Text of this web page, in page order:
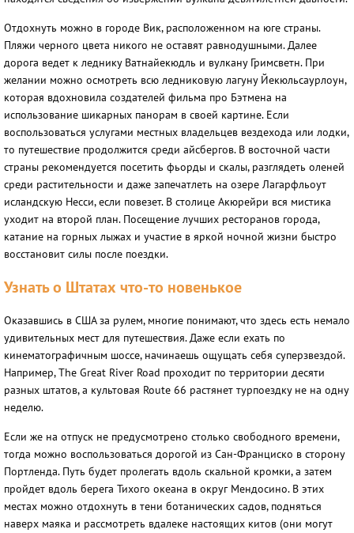
Отдохнуть можно в городе Вик, расположенном на юге страны.
Пляжи черного цвета никого не оставят равнодушными. Далее
дорога ведет к леднику Ватнайекюдль и вулкану Гримсветн. При
желании можно осмотреть всю ледниковую лагуну Йекюльсаурлоун,
которая вдохновила создателей фильма про Бэтмена на
использование шикарных панорам в своей картине. Если
воспользоваться услугами местных владельцев вездехода или лодки,
то путешествие продолжится среди айсбергов. В восточной части
страны рекомендуется посетить фьорды и скалы, разглядеть оленей
среди растительности и даже запечатлеть на озере Лагарфльоут
исландскую Несси, если повезет. В столице Акюрейри вся мистика
уходит на второй план. Посещение лучших ресторанов города,
катание на горных лыжах и участие в яркой ночной жизни быстро
восстановит силы после поездки.
Узнать о Штатах что-то новенькое
Оказавшись в США за рулем, многие понимают, что здесь есть немало
удивительных мест для путешествия. Даже если ехать по
кинематографичным шоссе, начинаешь ощущать себя суперзвездой.
Например, The Great River Road проходит по территории десяти
разных штатов, а культовая Route 66 растянет турпоездку не на одну
неделю.
Если же на отпуск не предусмотрено столько свободного времени,
тогда можно воспользоваться дорогой из Сан-Франциско в сторону
Портленда. Путь будет пролегать вдоль скальной кромки, а затем
пройдет вдоль берега Тихого океана в округ Мендосино. В этих
местах можно отдохнуть в тени ботанических садов, подняться
наверх маяка и рассмотреть вдалеке настоящих китов (они могут